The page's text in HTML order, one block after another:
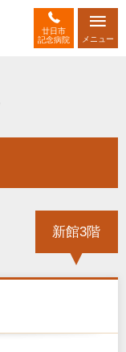
廿日市
記念病院
メニュー
新館3階